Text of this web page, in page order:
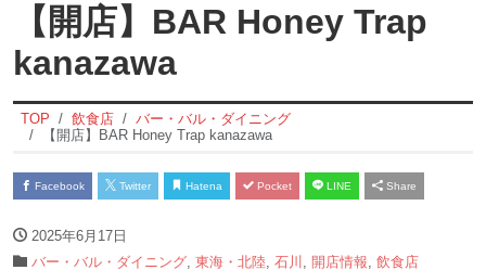
【開店】BAR Honey Trap
kanazawa
TOP 飲食店
バー・バル・ダイニング
【開店】BAR Honey Trap kanazawa
Facebook Twitter Hatena Pocket LINE Share
2025年6月17日
バー・バル・ダイニング 東海・北陸 石川 開店情報 飲食店